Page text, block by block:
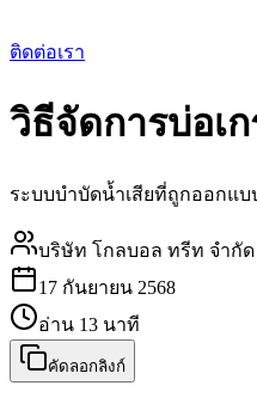
ติดต่อเรา
วิธีจัดการบ่อเ
ระบบบำบัดน้ำเสียที่ถูกออกแบ
บริษัท โกลบอล ทรีท จำกัด
17 กันยายน 2568
อ่าน 13 นาที
คัดลอกลิงก์